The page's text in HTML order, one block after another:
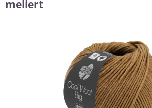
meliert